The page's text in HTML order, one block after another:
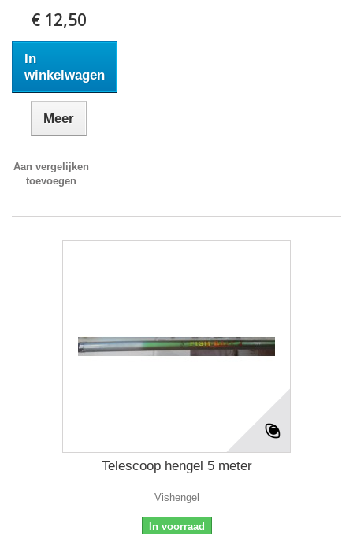
€ 12,50
In
winkelwagen
Meer
Aan vergelijken
toevoegen
Telescoop hengel 5 meter
Vishengel
In voorraad